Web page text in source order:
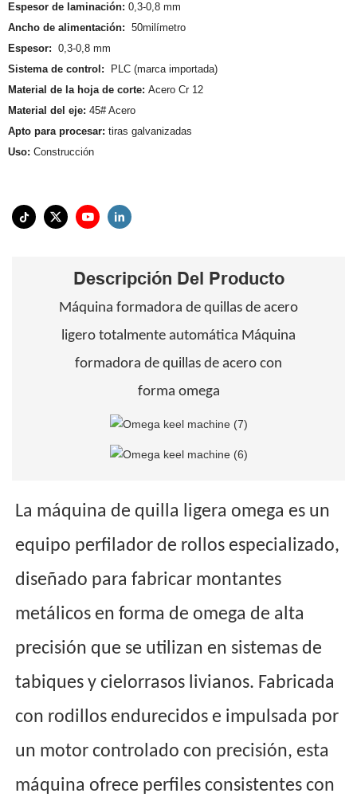
Espesor de laminación: 0,3-0,8 mm
Ancho de alimentación: 50milímetro
Espesor: 0,3-0,8 mm
Sistema de control:
PLC (marca importada)
Material de la hoja de corte: Acero Cr 12
Material del eje: 45# Acero
Apto para procesar: tiras galvanizadas
Uso: Construcción
Descripción Del Producto
Máquina formadora de quillas de acero
ligero totalmente automática Máquina
formadora de quillas de acero con
forma omega
La máquina de quilla ligera omega es un
equipo perfilador de rollos especializado,
diseñado para fabricar montantes
metálicos en forma de omega de alta
precisión que se utilizan en sistemas de
tabiques y cielorrasos livianos. Fabricada
con rodillos endurecidos e impulsada por
un motor controlado con precisión, esta
máquina ofrece perfiles consistentes con